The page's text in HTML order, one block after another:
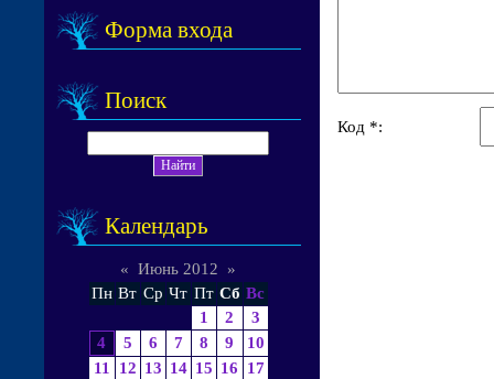
Форма входа
Поиск
Календарь
« Июнь 2012
»
Пн Вт Ср Чт Пт Сб Вс
1
2
3
4
5 6 7 8 9
10
11
12 13 14 15 16
17
Код *: